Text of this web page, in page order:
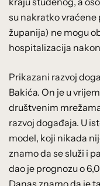
su nakratko
županija) ne mogu
hospitalizacija
Prikazani razvoj
Bakića. On je u
društvenim
razvoj događaja. U
model, koji nikada
znamo da se služi i
dao je prognozu o
Danas znamo da je